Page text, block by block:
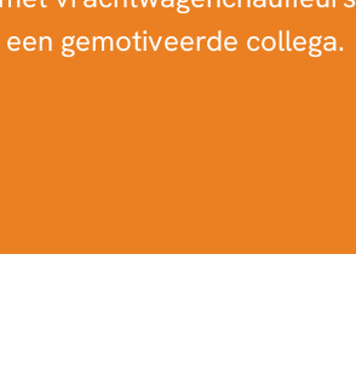
gemotiveerde collega.